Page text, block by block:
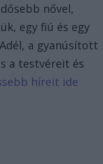
nővel,
egy fiú és egy
a gyanúsított
a testvéreit és
híreit ide